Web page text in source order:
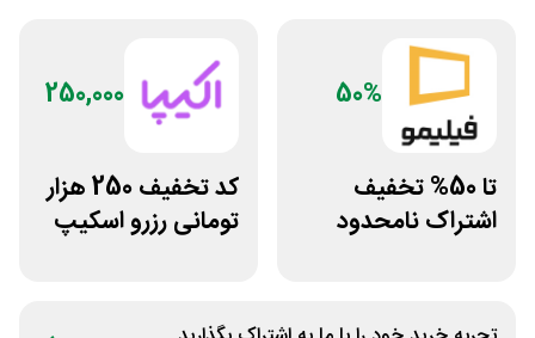
50%
تا 50% تخفیف
اشتراک نامحدود
250,000
کد تخفیف 250 هزار
تومانی رزرو اسکیپ